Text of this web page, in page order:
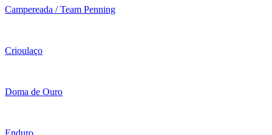
Campereada / Team Penning
Crioulaço
Doma de Ouro
Enduro